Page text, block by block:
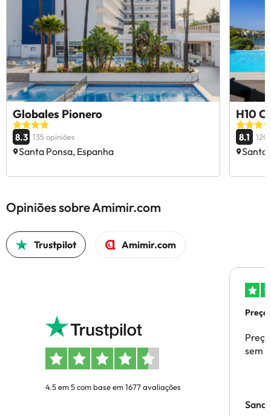
Globales Pionero
8.3 135 opiniões
Santa Ponsa, Espanha
H10
8.1
Santa
Opiniões sobre Amimir.com
Trustpilot Amimir.com
4.5 em 5 com base em 1677 avaliações
sem